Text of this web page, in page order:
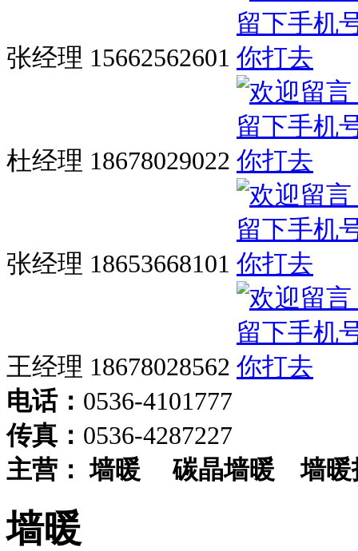
张经理 15662562601
杜经理 18678029022
张经理 18653668101
王经理 18678028562
电话： 0536-4101777
传真： 0536-4287227
主营： 墙暖碳晶墙暖墙暖
墙暖